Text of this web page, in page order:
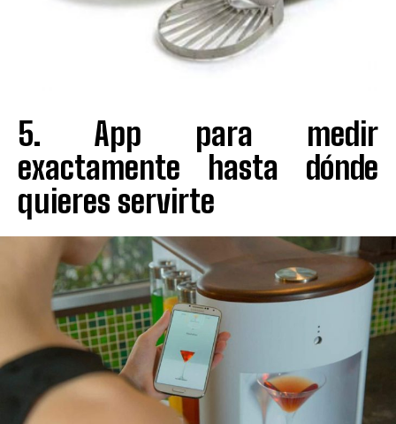
5. App para medir
exactamente hasta dónde
quieres servirte